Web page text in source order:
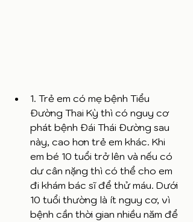
1. Trẻ em có mẹ bệnh Tiểu
Đường Thai Kỳ thì có nguy cơ
phát bệnh Đái Thái Đường sau
này, cao hơn trẻ em khác. Khi
em bé 10 tuổi trở lên và nếu có
dư cân nặng thì có thể cho em
đi khám bác sĩ để thử máu. Dưới
10 tuổi thường là ít nguy cơ, vì
bệnh cần thời gian nhiều năm để